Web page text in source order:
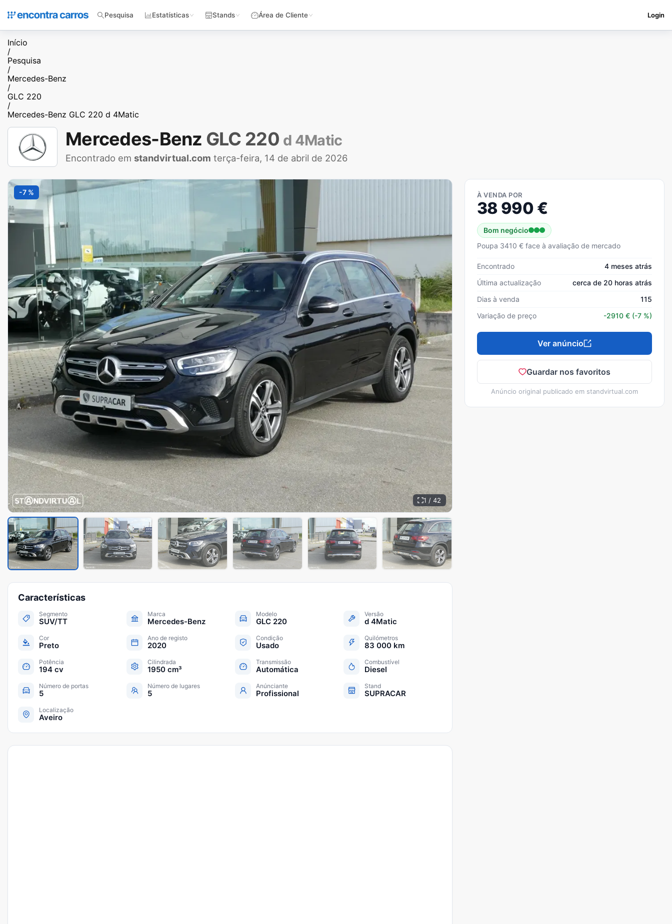
Pesquisa Estatísticas Stands Área de Cliente Login
Início
/
Pesquisa
/
Mercedes-Benz
/
GLC 220
/
Mercedes-Benz GLC 220 d 4Matic
Mercedes-Benz GLC 220 d 4Matic
Encontrado em standvirtual.com terça-feira, 14 de abril de 2026
-7 %
1 / 42
À VENDA POR
38 990 €
Bom negócio
Poupa 3410 € face à avaliação de mercado
Encontrado
4 meses atrás
Última actualização
cerca de 20 horas atrás
Dias à venda
115
Variação de preço
-2910 € (-7 %)
Ver anúncio
Guardar nos favoritos
Anúncio original publicado em standvirtual.com
Características
Segmento
SUV/TT
Marca
Mercedes-Benz
Modelo
GLC 220
Versão
d 4Matic
Cor
Preto
Ano de registo
2020
Condição
Usado
Quilómetros
83 000 km
Potência
194 cv
Cilindrada
1950 cm³
Transmissão
Automática
Combustível
Diesel
Número de portas
5
Número de lugares
5
Anúnciante
Profissional
Stand
SUPRACAR
Localização
Aveiro